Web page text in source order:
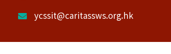
ycssit@caritassws.org.hk